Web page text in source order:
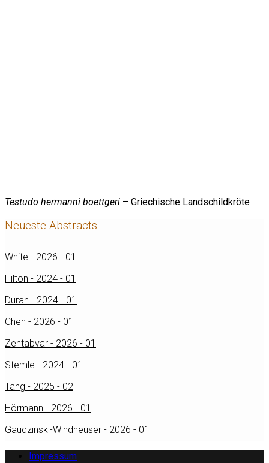
Testudo hermanni boettgeri – Griechische Landschildkröte
Neueste Abstracts
White - 2026 - 01
Hilton - 2024 - 01
Duran - 2024 - 01
Chen - 2026 - 01
Zehtabvar - 2026 - 01
Stemle - 2024 - 01
Tang - 2025 - 02
Hörmann - 2026 - 01
Gaudzinski-Windheuser - 2026 - 01
Impressum